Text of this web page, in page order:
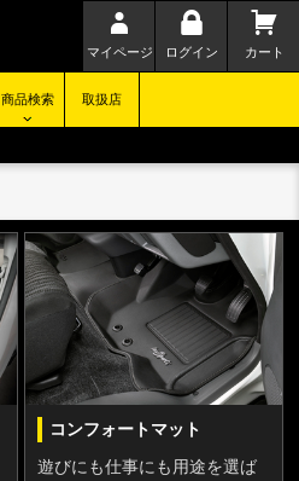
マイページ ログイン カート
商品検索 取扱店
コンフォートマット
遊びにも仕事にも用途を選ば